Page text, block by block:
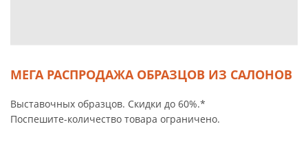
МЕГА РАСПРОДАЖА ОБРАЗЦОВ ИЗ САЛОНОВ
Выставочных образцов. Скидки до 60%.*
Поспешите-количество товара ограничено.